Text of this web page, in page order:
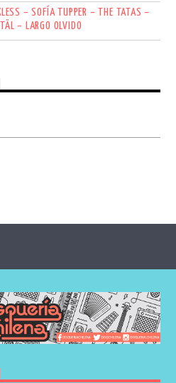
– SOFÍA TUPPER – THE TATAS –
– LARGO OLVIDO